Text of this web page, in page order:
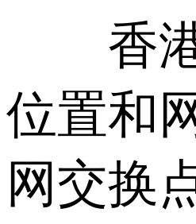
香港
位置和
网交换